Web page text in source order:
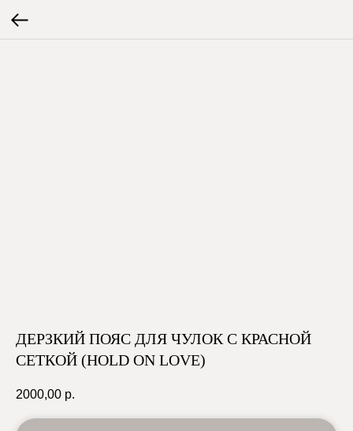
ДЕРЗКИЙ ПОЯС ДЛЯ ЧУЛОК С КРАСНОЙ
СЕТКОЙ (HOLD ON LOVE)
2000,00 р.